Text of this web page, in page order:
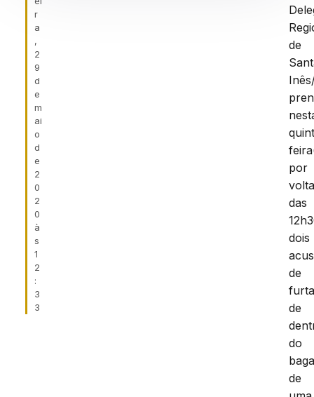
r
a
,
2
9
d
e
m
ai
o
d
e
2
0
2
0
à
s
1
2
:
3
3
de
por
das
dois
de
de
do
de